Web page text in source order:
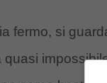
fermo, si